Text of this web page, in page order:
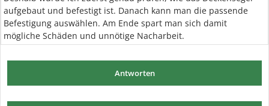
aufgebaut und befestigt ist. Danach kann man die passende
Befestigung auswählen. Am Ende spart man sich damit
mögliche Schäden und unnötige Nacharbeit.
Antworten